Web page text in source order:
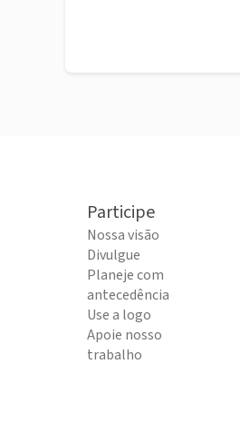
Participe
Nossa visão
Divulgue
Planeje com
antecedência
Use a logo
Apoie nosso
trabalho